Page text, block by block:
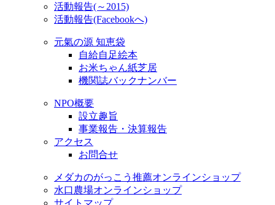
活動報告(～2015)
活動報告(Facebookへ)
元氣の源 知恵袋
自給自足絵本
お米ちゃん紙芝居
機関誌バックナンバー
NPO概要
設立趣旨
事業報告・決算報告
アクセス
お問合せ
メダカのがっこう推薦オンラインショップ
水口農場オンラインショップ
サイトマップ